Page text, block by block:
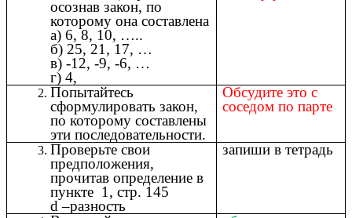
осознав закон, по
которому она составлена
а) 6, 8, 10, …..
б) 25, 21, 17, …
в) -12, -9, -6, …
г) 4,
Попытайтесь
сформулировать закон,
по которому составлены
эти последовательности.
Обсудите это с
соседом по парте
Проверьте свои
предположения,
прочитав определение в
пункте 1, стр. 145
d –разность
запиши в тетрадь